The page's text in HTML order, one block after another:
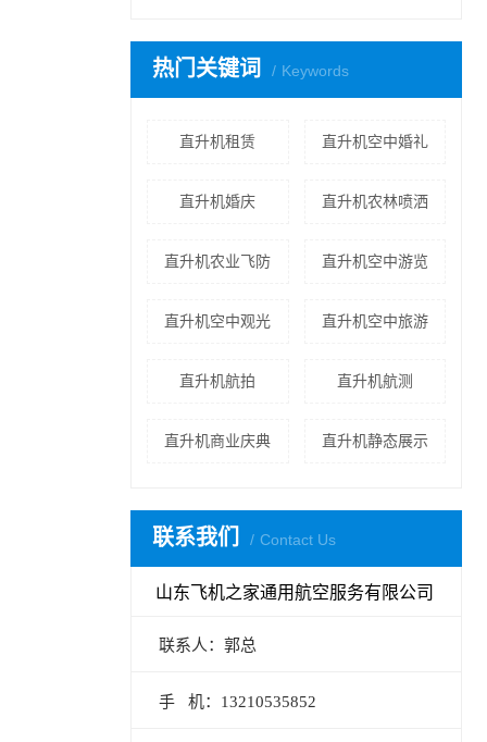
热门关键词 Keywords
直升机租赁 直升机空中婚礼
直升机婚庆 直升机农林喷洒
直升机农业飞防 直升机空中游览
直升机空中观光 直升机空中旅游
直升机航拍 直升机航测
直升机商业庆典 直升机静态展示
联系我们 Contact Us
山东飞机之家通用航空服务有限公司
联系人：郭总
手 机：13210535852